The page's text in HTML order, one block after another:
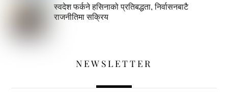
स्वदेश फर्कने हसिनाको प्रतिबद्धता, निर्वासनबाटै
राजनीतिमा सक्रिय
NEWSLETTER